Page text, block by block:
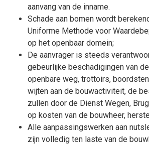
aanvang van de inname.
Schade aan bomen wordt
Uniforme Methode voor
op het openbaar domein;
De aanvrager is steeds
gebeurlijke beschadigingen van
openbare weg, trottoirs,
wijten aan de bouwactiviteit, de
zullen door de Dienst Wegen,
op kosten van de bouwheer,
Alle aanpassingswerken aan
zijn volledig ten laste van de